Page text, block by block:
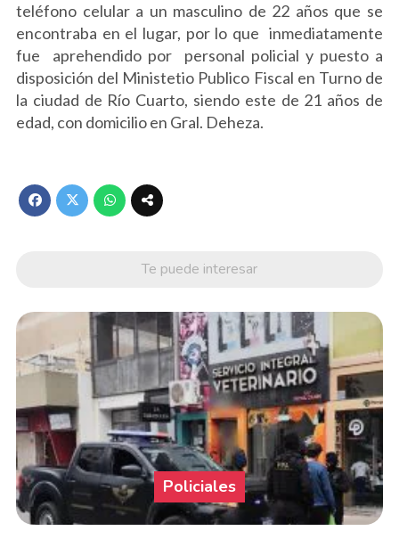
teléfono celular a un masculino de 22 años que se
encontraba en el lugar, por lo que inmediatamente
fue aprehendido por personal policial y puesto a
disposición del Ministetio Publico Fiscal en Turno de
la ciudad de Río Cuarto, siendo este de 21 años de
edad, con domicilio en Gral. Deheza.
Te puede interesar
Policiales